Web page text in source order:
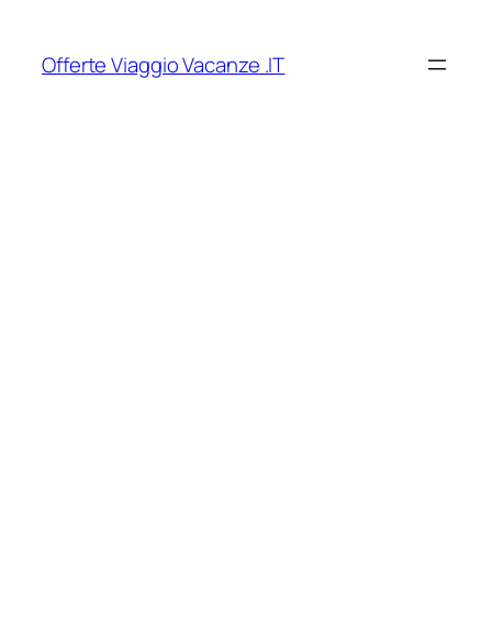
contenuto
Offerte Viaggio Vacanze .IT